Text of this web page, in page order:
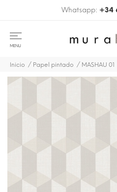
Whatsapp: +34
MENU
Inicio Papel pintado MASHAU 01